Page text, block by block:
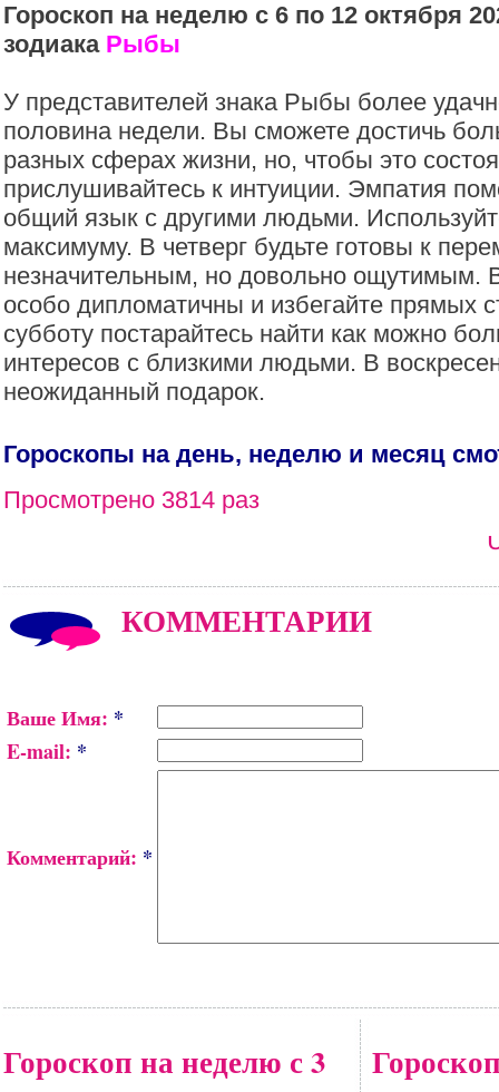
Гороскоп на неделю с 6 по 12 октября
зодиака Рыбы
У представителей знака Рыбы более
половина недели. Вы сможете достичь
разных сферах жизни, но, чтобы это
прислушивайтесь к интуиции. Эмпатия
общий язык с другими людьми.
максимуму. В четверг будьте готовы к
незначительным, но довольно ощутимым.
особо дипломатичны и избегайте прямых
субботу постарайтесь найти как можно
интересов с близкими людьми. В
неожиданный подарок.
Гороскопы на день, неделю и месяц
Просмотрено 3814 раз
КОММЕНТАРИИ
Ваше Имя: *
E-mail: *
Комментарий: *
Гороскоп на неделю с 3